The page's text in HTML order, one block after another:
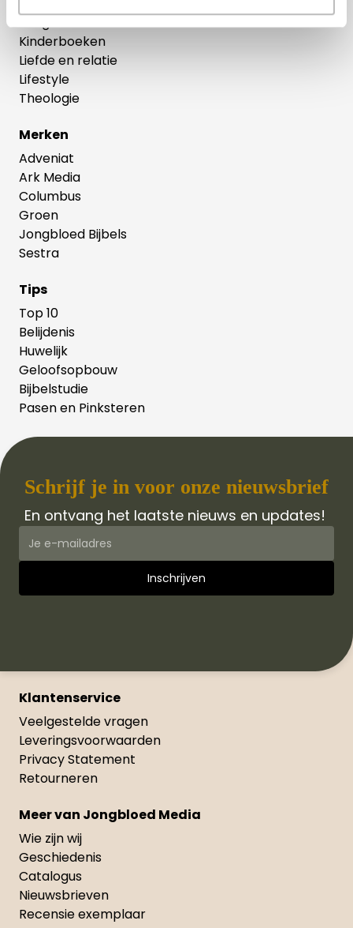
Jongeren
Kinderboeken
Liefde en relatie
Lifestyle
Theologie
Merken
Adveniat
Ark Media
Columbus
Groen
Jongbloed Bijbels
Sestra
Tips
Top 10
Belijdenis
Huwelijk
Geloofsopbouw
Bijbelstudie
Pasen en Pinksteren
Schrijf je in voor onze nieuwsbrief
En ontvang het laatste nieuws en updates!
Klantenservice
Veelgestelde vragen
Leveringsvoorwaarden
Privacy Statement
Retourneren
Meer van Jongbloed Media
Wie zijn wij
Geschiedenis
Catalogus
Nieuwsbrieven
Recensie exemplaar